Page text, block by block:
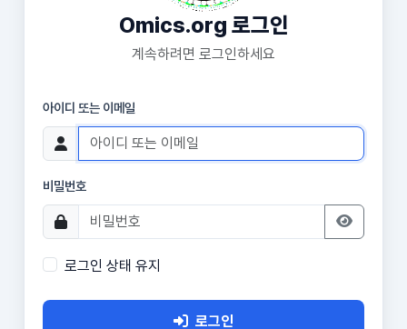
Omics.org 로그인
계속하려면 로그인하세요
아이디 또는 이메일
비밀번호
로그인 상태 유지
로그인